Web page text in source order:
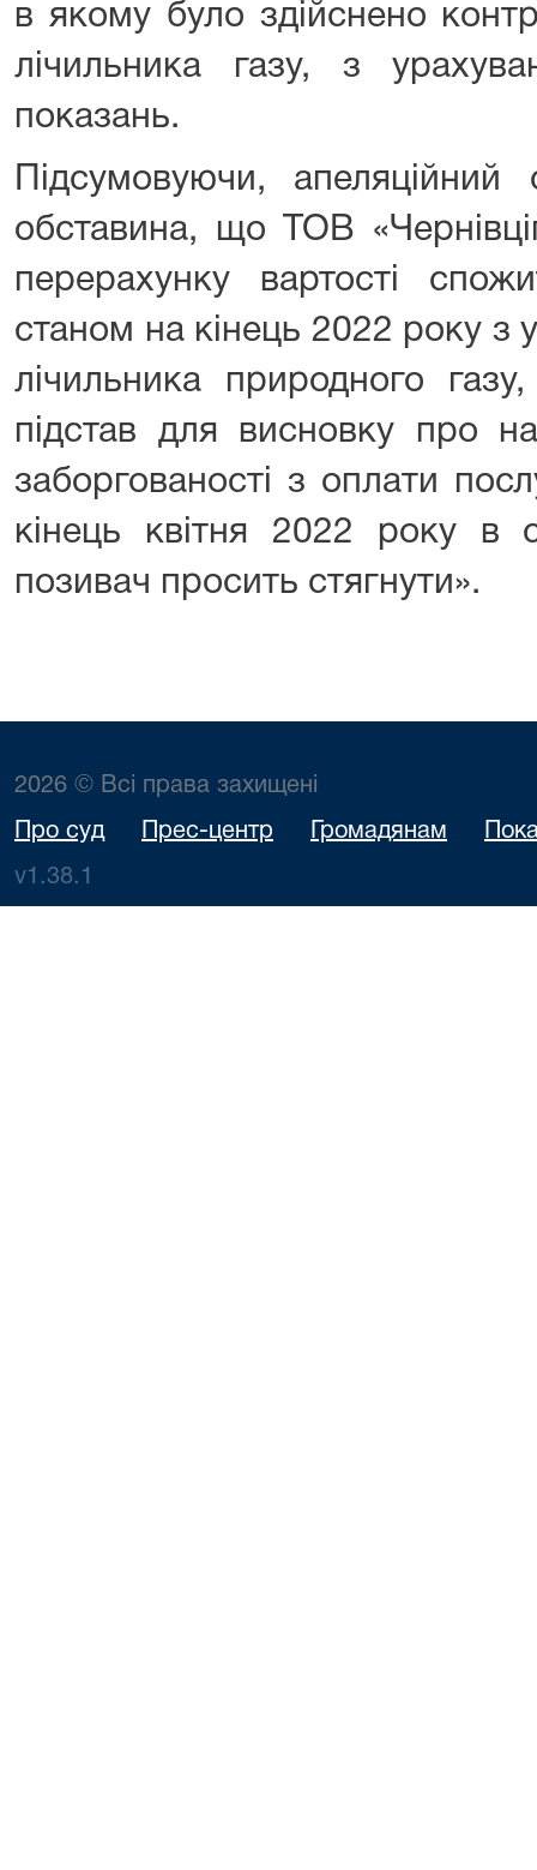
в якому було здійснено
лічильника газу, з
показань.
Підсумовуючи,
обставина, що ТОВ
перерахунку вартості
станом на кінець 2022 року з
лічильника природного
підстав для висновку про
заборгованості з оплати
кінець квітня 2022 року в
позивач просить стягнути».
2026 © Всі права захищені
Про суд Прес-центр Громадянам
v1.38.1